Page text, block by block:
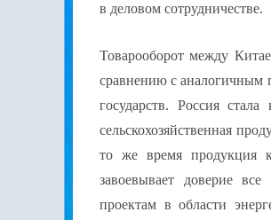
в деловом сотрудничестве.
Товарооборот между
сравнению с аналогичным
государств. Россия
сельскохозяйственная
то же время продукция
завоевывает доверие
проектам в области